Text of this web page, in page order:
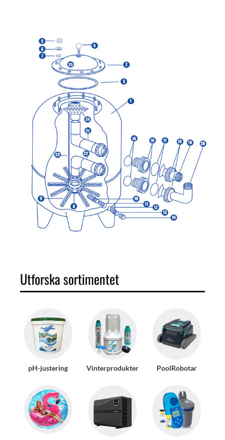
Utforska sortimentet
pH-justering Vinterprodukter PoolRobotar